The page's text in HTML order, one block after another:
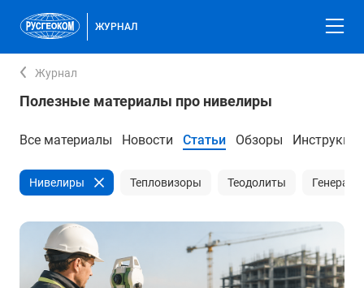
ЖУРНАЛ
Журнал
Полезные материалы про нивелиры
Все материалы Новости Статьи Обзоры Инструкции
Нивелиры Тепловизоры Теодолиты